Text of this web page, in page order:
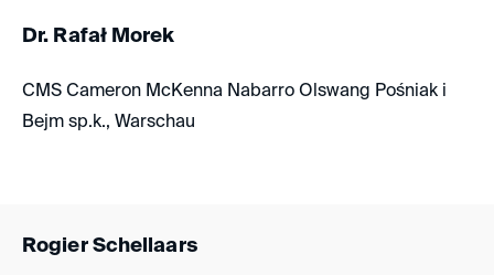
Dr. Rafał Morek
CMS Cameron McKenna Nabarro Olswang Pośniak i
Bejm sp.k., Warschau
Rogier Schellaars